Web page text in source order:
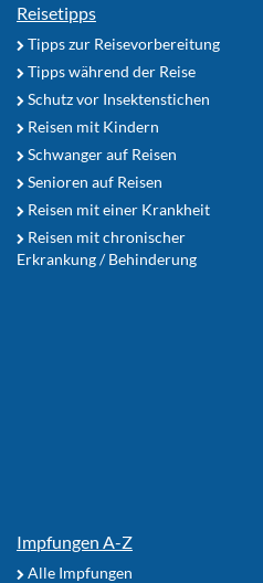
Reisetipps
Tipps zur Reisevorbereitung
Tipps während der Reise
Schutz vor Insektenstichen
Reisen mit Kindern
Schwanger auf Reisen
Senioren auf Reisen
Reisen mit einer Krankheit
Reisen mit chronischer
Erkrankung / Behinderung
Impfungen A-Z
Alle Impfungen